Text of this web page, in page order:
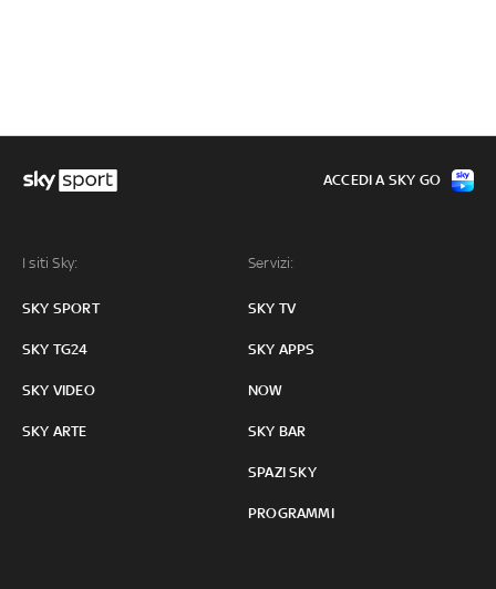
I siti Sky:
SKY SPORT
SKY TG24
SKY VIDEO
SKY ARTE
Servizi:
SKY TV
SKY APPS
NOW
SKY BAR
SPAZI SKY
PROGRAMMI
ACCEDI A SKY GO